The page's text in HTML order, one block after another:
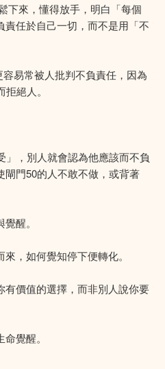
下來，懂得放手，明白「每個
責任於自己一切，而不是用「不
易常被人批判不負責任，因為
絕人。
」，別人就會認為他應該而不負
門50的人不敢不做，或背著
醒。
，如何覺知停下便轉化。
有價值的選擇，而非別人說你要
覺醒。